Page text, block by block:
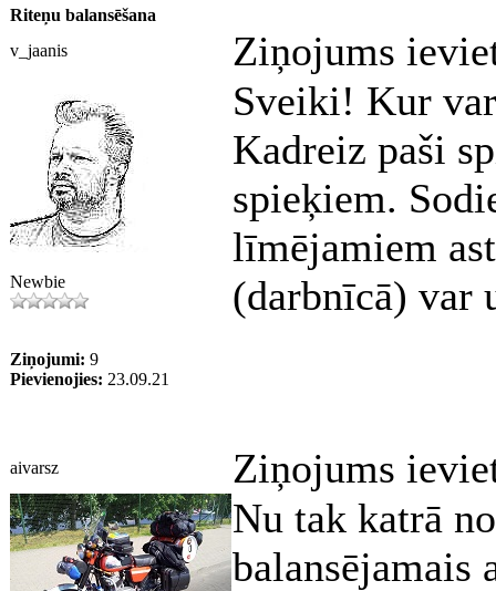
Riteņu balansēšana
v_jaanis
Ziņojums
Newbie
Ziņojumi: 9
Pievienojies: 23.09.21
Sveiki! Kur
Kadreiz paši
spieķiem.
līmējamiem
(darbnīcā) var
aivarsz
Ziņojums
Nu tak katrā
balansējamais